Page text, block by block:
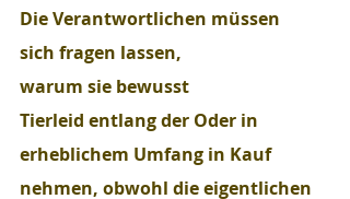
Die Verantwortlichen müssen
sich fragen lassen,
warum sie bewusst
Tierleid entlang der Oder in
erheblichem Umfang in Kauf
nehmen, obwohl die eigentlichen